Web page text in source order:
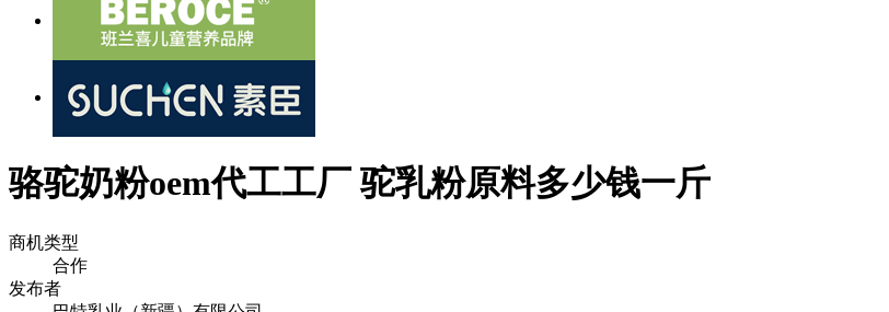
骆驼奶粉oem代工工厂 驼乳粉原料多少钱一斤
商机类型
合作
发布者